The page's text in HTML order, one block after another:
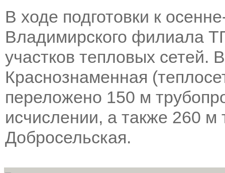
В ходе подготовки к
Владимирского филиала
участков тепловых сетей.
Краснознаменная
переложено 150 м
исчислении, а также 260 м
Добросельская.